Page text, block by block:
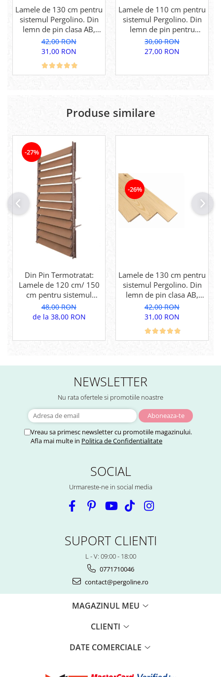
Lamele de 130 cm pentru
sistemul Pergolino. Din
lemn de pin clasa AB,
pentru inchidere
perfecta.
42,00 RON
31,00 RON
Lamele de 110 cm pentru
sistemul Pergolino. Din
lemn de pin pentru
inchidere perfecta.
30,00 RON
27,00 RON
Produse similare
-27%
Din Pin Termotratat:
Lamele de 120 cm/ 150
cm pentru sistemul
Pergolino. Din lemn de
pin termotratat pentru
48,00 RON
de la 38,00 RON
-26%
Lamele de 130 cm pentru
sistemul Pergolino. Din
lemn de pin clasa AB,
pentru inchidere
perfecta.
42,00 RON
31,00 RON
NEWSLETTER
Nu rata ofertele si promotiile noastre
Vreau sa primesc newsletter cu promotiile magazinului.
Afla mai multe in Politica de Confidentialitate
SOCIAL
Urmareste-ne in social media
SUPORT CLIENTI
L - V: 09:00 - 18:00
0771710046
contact@pergoline.ro
MAGAZINUL MEU
CLIENTI
DATE COMERCIALE